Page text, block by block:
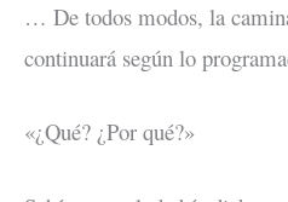
… De todos modos, la
continuará según lo
«¿Qué? ¿Por qué?»